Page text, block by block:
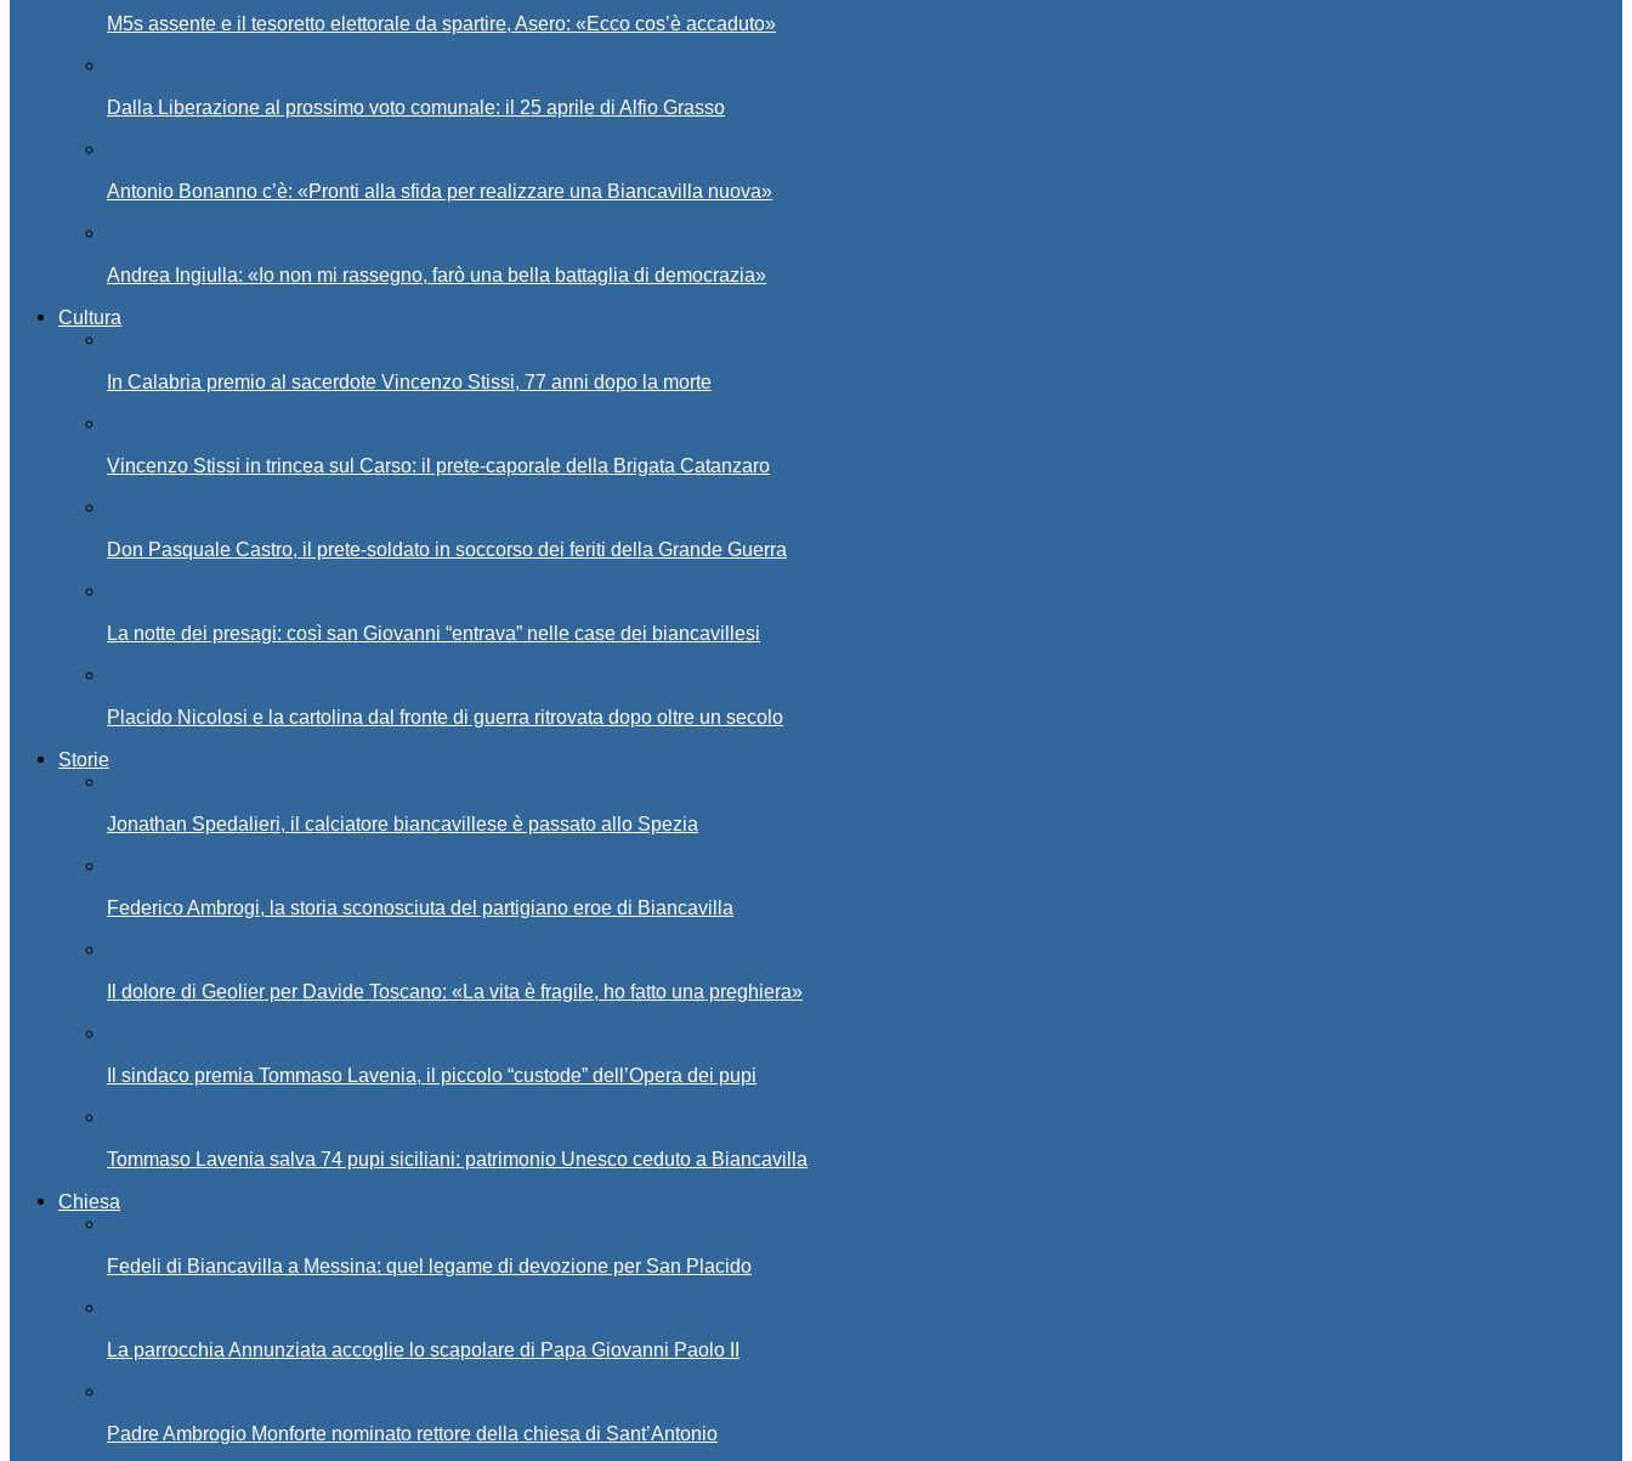
M5s assente e il tesoretto elettorale da spartire, Asero: «Ecco cos’è accaduto»
Dalla Liberazione al prossimo voto comunale: il 25 aprile di Alfio Grasso
Antonio Bonanno c’è: «Pronti alla sfida per realizzare una Biancavilla nuova»
Andrea Ingiulla: «Io non mi rassegno, farò una bella battaglia di democrazia»
Cultura
In Calabria premio al sacerdote Vincenzo Stissi, 77 anni dopo la morte
Vincenzo Stissi in trincea sul Carso: il prete-caporale della Brigata Catanzaro
Don Pasquale Castro, il prete-soldato in soccorso dei feriti della Grande Guerra
La notte dei presagi: così san Giovanni “entrava” nelle case dei biancavillesi
Placido Nicolosi e la cartolina dal fronte di guerra ritrovata dopo oltre un secolo
Storie
Jonathan Spedalieri, il calciatore biancavillese è passato allo Spezia
Federico Ambrogi, la storia sconosciuta del partigiano eroe di Biancavilla
Il dolore di Geolier per Davide Toscano: «La vita è fragile, ho fatto una preghiera»
Il sindaco premia Tommaso Lavenia, il piccolo “custode” dell’Opera dei pupi
Tommaso Lavenia salva 74 pupi siciliani: patrimonio Unesco ceduto a Biancavilla
Chiesa
Fedeli di Biancavilla a Messina: quel legame di devozione per San Placido
La parrocchia Annunziata accoglie lo scapolare di Papa Giovanni Paolo II
Padre Ambrogio Monforte nominato rettore della chiesa di Sant’Antonio